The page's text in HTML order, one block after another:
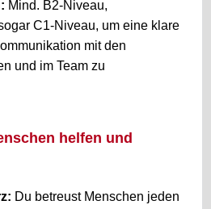
Mind. B2-Niveau,
C1-Niveau, um eine klare
mit den
und im Team zu
helfen und
Du betreust Menschen jeden